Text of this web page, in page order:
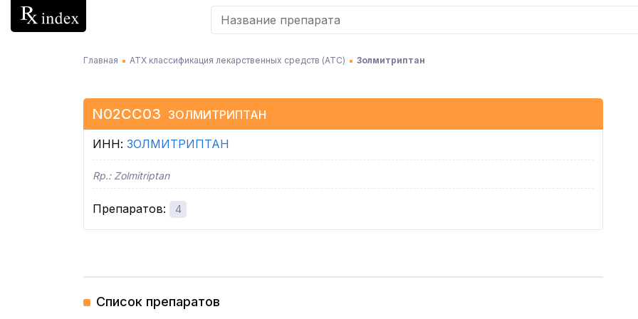
Главная АТХ классификация лекарственных средств (АТC) Золмитриптан
N02CC03 ЗОЛМИТРИПТАН
ИНН: ЗОЛМИТРИПТАН
Rp.: Zolmitriptan
Препаратов: 4
Список препаратов